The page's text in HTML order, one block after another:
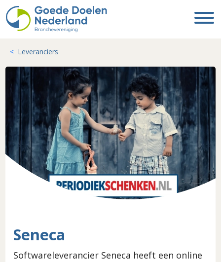
Leveranciers
Seneca
Softwareleverancier Seneca heeft een online